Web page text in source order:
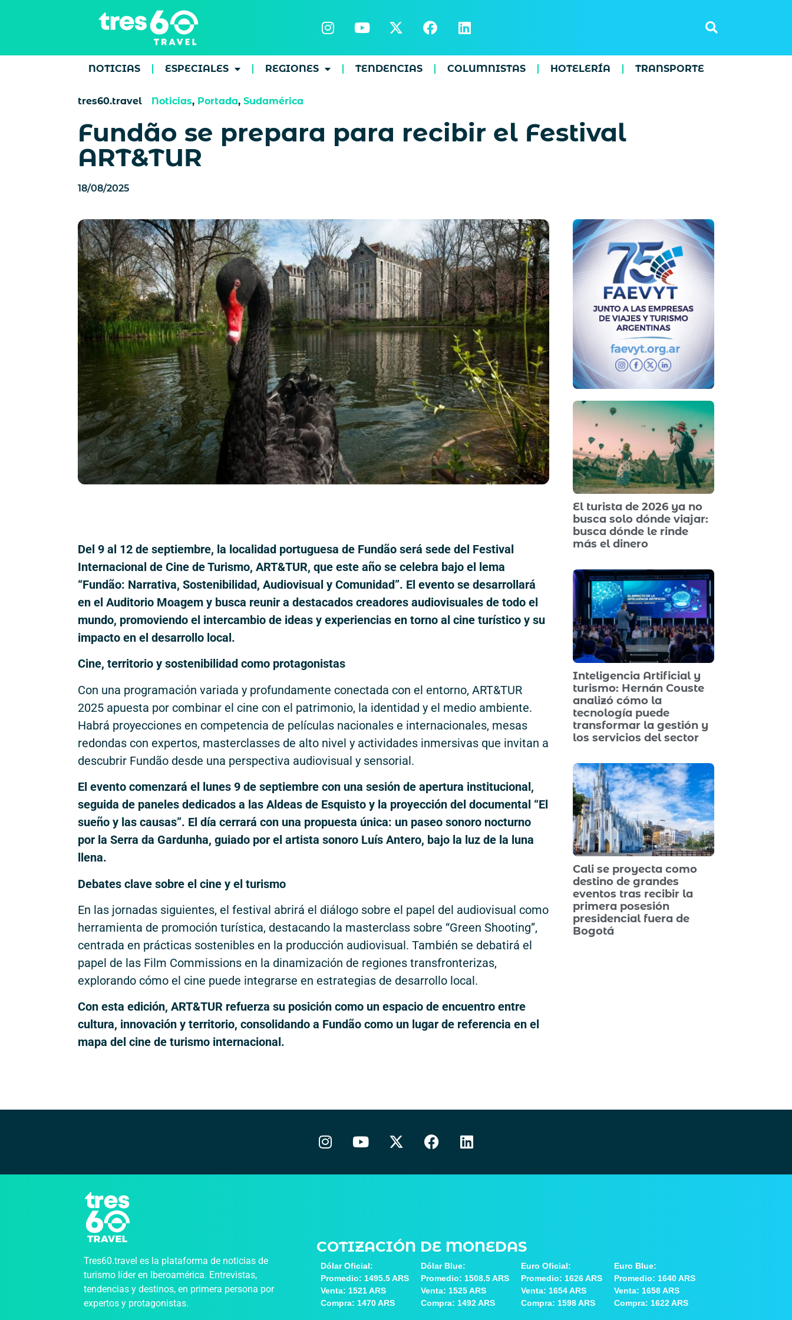
NOTICIAS ESPECIALES REGIONES TENDENCIAS COLUMNISTAS HOTELERÍA TRANSPORTE
tres60.travel Noticias, Portada, Sudamérica
Fundão se prepara para recibir el Festival
ART&TUR
18/08/2025
Del 9 al 12 de septiembre, la localidad portuguesa de Fundão será sede del Festival
Internacional de Cine de Turismo, ART&TUR, que este año se celebra bajo el lema
“Fundão: Narrativa, Sostenibilidad, Audiovisual y Comunidad”. El evento se desarrollará
en el Auditorio Moagem y busca reunir a destacados creadores audiovisuales de todo el
mundo, promoviendo el intercambio de ideas y experiencias en torno al cine turístico y su
impacto en el desarrollo local.
Cine, territorio y sostenibilidad como protagonistas
Con una programación variada y profundamente conectada con el entorno, ART&TUR
2025 apuesta por combinar el cine con el patrimonio, la identidad y el medio ambiente.
Habrá proyecciones en competencia de películas nacionales e internacionales, mesas
redondas con expertos, masterclasses de alto nivel y actividades inmersivas que invitan a
descubrir Fundão desde una perspectiva audiovisual y sensorial.
El evento comenzará el lunes 9 de septiembre con una sesión de apertura institucional,
seguida de paneles dedicados a las Aldeas de Esquisto y la proyección del documental “El
sueño y las causas”. El día cerrará con una propuesta única: un paseo sonoro nocturno
por la Serra da Gardunha, guiado por el artista sonoro Luís Antero, bajo la luz de la luna
llena.
Debates clave sobre el cine y el turismo
En las jornadas siguientes, el festival abrirá el diálogo sobre el papel del audiovisual como
herramienta de promoción turística, destacando la masterclass sobre “Green Shooting”,
centrada en prácticas sostenibles en la producción audiovisual. También se debatirá el
papel de las Film Commissions en la dinamización de regiones transfronterizas,
explorando cómo el cine puede integrarse en estrategias de desarrollo local.
Con esta edición, ART&TUR refuerza su posición como un espacio de encuentro entre
cultura, innovación y territorio, consolidando a Fundão como un lugar de referencia en el
mapa del cine de turismo internacional.
El turista de 2026 ya no
busca solo dónde viajar:
busca dónde le rinde
más el dinero
Inteligencia Artificial y
turismo: Hernán Couste
analizó cómo la
tecnología puede
transformar la gestión y
los servicios del sector
Cali se proyecta como
destino de grandes
eventos tras recibir la
primera posesión
presidencial fuera de
Bogotá
Tres60.travel es la plataforma de noticias de
turismo líder en Iberoamérica. Entrevistas,
tendencias y destinos, en primera persona por
expertos y protagonistas.
COTIZACIÓN DE MONEDAS
Dólar Oficial:
Promedio: 1495.5 ARS
Venta: 1521 ARS
Compra: 1470 ARS
Dólar Blue:
Promedio: 1508.5 ARS
Venta: 1525 ARS
Compra: 1492 ARS
Euro Oficial:
Promedio: 1626 ARS
Venta: 1654 ARS
Compra: 1598 ARS
Euro Blue:
Promedio: 1640 ARS
Venta: 1658 ARS
Compra: 1622 ARS